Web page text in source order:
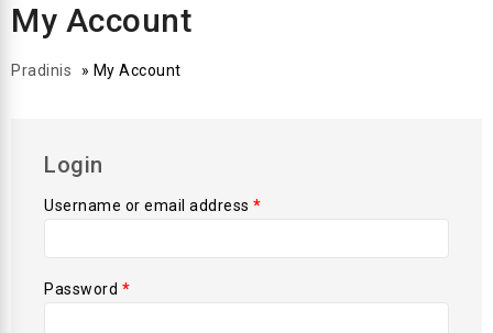
My Account
Pradinis » My Account
Login
Username or email address *
Password *